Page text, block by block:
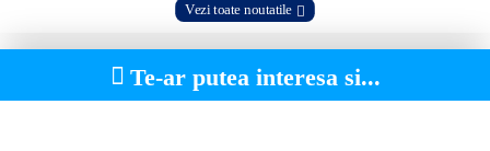
Vezi toate noutatile
Te-ar putea interesa si...